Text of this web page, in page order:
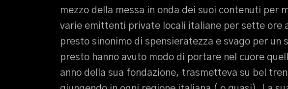
mezzo della messa in onda dei suoi contenuti per
varie emittenti private locali italiane per sette ore
presto sinonimo di spensieratezza e svago per un
presto hanno avuto modo di portare nel cuore
anno della sua fondazione, trasmetteva su bel